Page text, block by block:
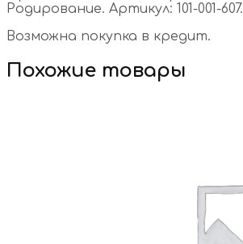
Родирование. Артикул: 101-001-607.
Возможна покупка в кредит.
Похожие товары